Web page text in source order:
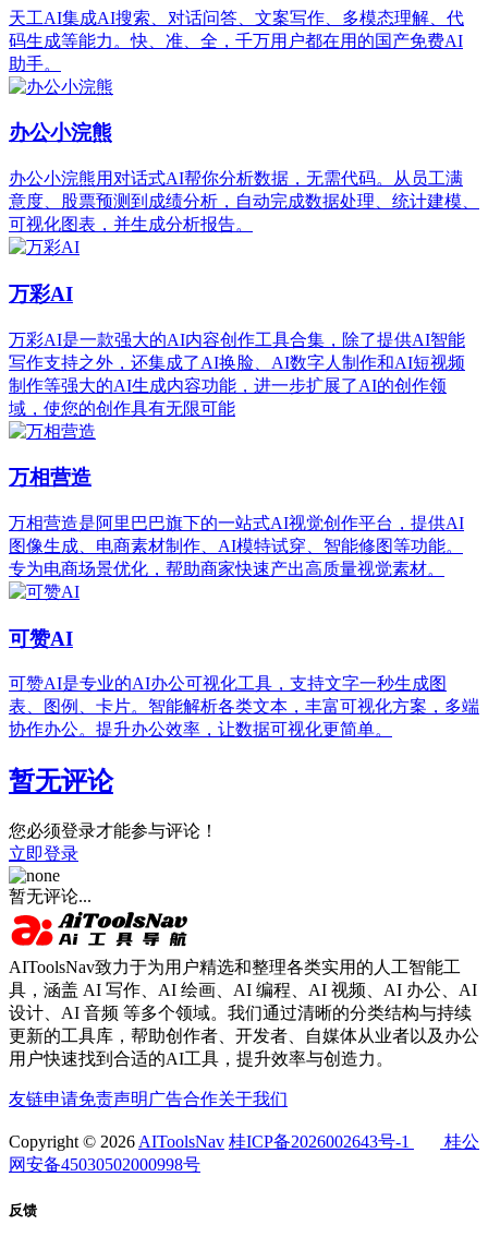
天工AI集成AI搜索、对话问答、文案写作、多模态理解、代
码生成等能力。快、准、全，千万用户都在用的国产免费AI
助手。
办公小浣熊
办公小浣熊用对话式AI帮你分析数据，无需代码。从员工满
意度、股票预测到成绩分析，自动完成数据处理、统计建模、
可视化图表，并生成分析报告。
万彩AI
万彩AI是一款强大的AI内容创作工具合集，除了提供AI智能
写作支持之外，还集成了AI换脸、AI数字人制作和AI短视频
制作等强大的AI生成内容功能，进一步扩展了AI的创作领
域，使您的创作具有无限可能
万相营造
万相营造是阿里巴巴旗下的一站式AI视觉创作平台，提供AI
图像生成、电商素材制作、AI模特试穿、智能修图等功能。
专为电商场景优化，帮助商家快速产出高质量视觉素材。
可赞AI
可赞AI是专业的AI办公可视化工具，支持文字一秒生成图
表、图例、卡片。智能解析各类文本，丰富可视化方案，多端
协作办公。提升办公效率，让数据可视化更简单。
暂无评论
您必须登录才能参与评论！
立即登录
暂无评论...
AIToolsNav致力于为用户精选和整理各类实用的人工智能工
具，涵盖 AI 写作、AI 绘画、AI 编程、AI 视频、AI 办公、AI
设计、AI 音频 等多个领域。我们通过清晰的分类结构与持续
更新的工具库，帮助创作者、开发者、自媒体从业者以及办公
用户快速找到合适的AI工具，提升效率与创造力。
友链申请免责声明 广告合作关于我们
Copyright © 2026 AIToolsNav 桂ICP备2026002643号-1
桂公
网安备45030502000998号
反馈